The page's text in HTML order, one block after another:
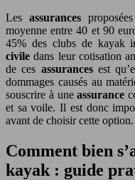
Les assurances
moyenne entre 40 et 90
45% des clubs de kayak
civiledans leur cotisation
de ces assurancesest
dommages causés au
souscrire à uneassurance
et sa voile. Il est donc
avant de choisir cette option.
Comment bien
kayak : guide